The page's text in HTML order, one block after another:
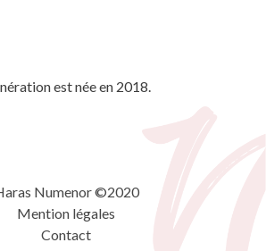
est née en 2018.
Numenor ©2020
Mention légales
Contact